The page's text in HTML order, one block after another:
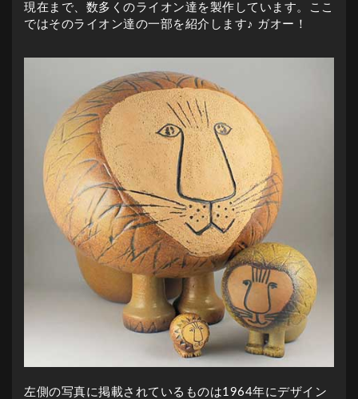
現在まで、数多くのライオン達を製作しています。ここ
ではそのライオン達の一部を紹介します♪ ガオー！
左側の写真に掲載されているものは1964年にデザイン